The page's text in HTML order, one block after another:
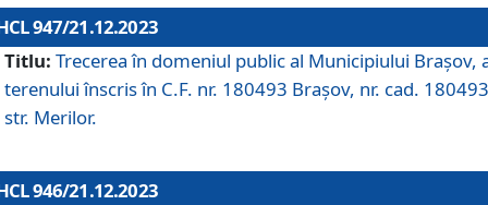
947/21.12.2023
Titlu: Trecerea în domeniul public al Municipiului Braşov,
terenului înscris în C.F. nr. 180493 Brașov, nr. cad.
str. Merilor.
946/21.12.2023